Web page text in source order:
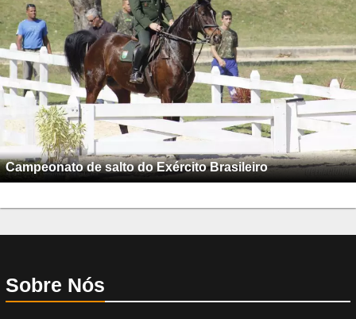
Campeonato de salto do Exército Brasileiro
Sobre Nós